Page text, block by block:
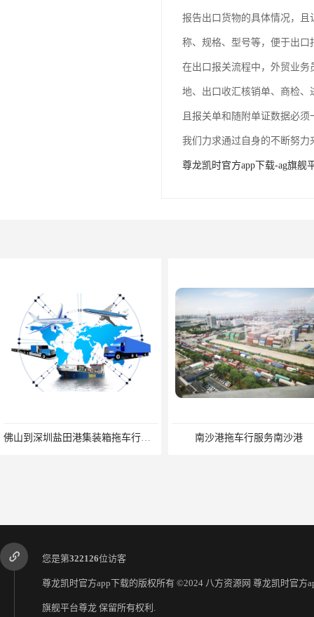
报告出口货物的具体情况，
称、规格、型号等，便于出口
在出口报关流程中，外贸业
地、出口收汇核销单、商检
且报关单和随附单证数据必须
我们力求通过自身的不断努
尊龙凯时官方app下载-ag旗舰
佛山到深圳盐田港集装箱拖车行单价|深耕港口服务 南沙港拖车行服务南沙港
您是第322126位访客
尊龙凯时官方app下载的版权所有 ©2024 八方资源网 尊龙凯时官方
旗舰平台尊龙 保留所有权利.